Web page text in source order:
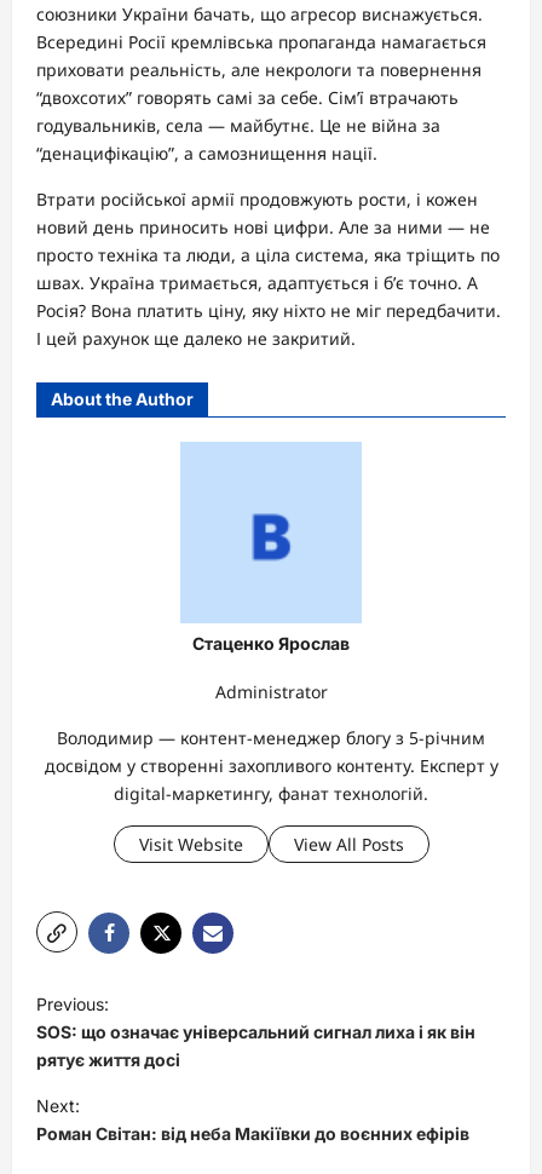
союзники України бачать, що агресор виснажується.
Всередині Росії кремлівська пропаганда намагається
приховати реальність, але некрологи та повернення
“двохсотих” говорять самі за себе. Сім’ї втрачають
годувальників, села — майбутнє. Це не війна за
“денацифікацію”, а самознищення нації.
Втрати російської армії продовжують рости, і кожен
новий день приносить нові цифри. Але за ними — не
просто техніка та люди, а ціла система, яка тріщить по
швах. Україна тримається, адаптується і б’є точно. А
Росія? Вона платить ціну, яку ніхто не міг передбачити.
І цей рахунок ще далеко не закритий.
About the Author
Стаценко Ярослав
Administrator
Володимир — контент-менеджер блогу з 5-річним
досвідом у створенні захопливого контенту. Експерт у
digital-маркетингу, фанат технологій.
Visit Website View All Posts
P
o
s
t
n
Previous:
SOS: що означає універсальний сигнал лиха і як він
рятує життя досі
Next:
Роман Світан: від неба Макіївки до воєнних ефірів